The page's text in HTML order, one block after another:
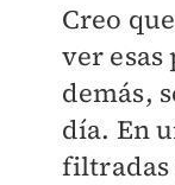
Creo
ver
demás,
día. En
filtradas